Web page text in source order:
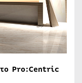
Pro:Centric